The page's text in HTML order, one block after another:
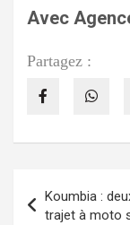
Avec
Partagez :
de
Koumbia :
trajet à moto